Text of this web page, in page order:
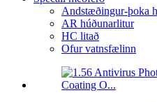
Andstæðingur-þoka
AR húðunarlitur
HC litað
Ofur vatnsfælinn